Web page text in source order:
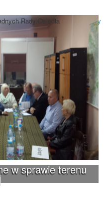
w sprawie terenu
Do góry
Rady Osiedla